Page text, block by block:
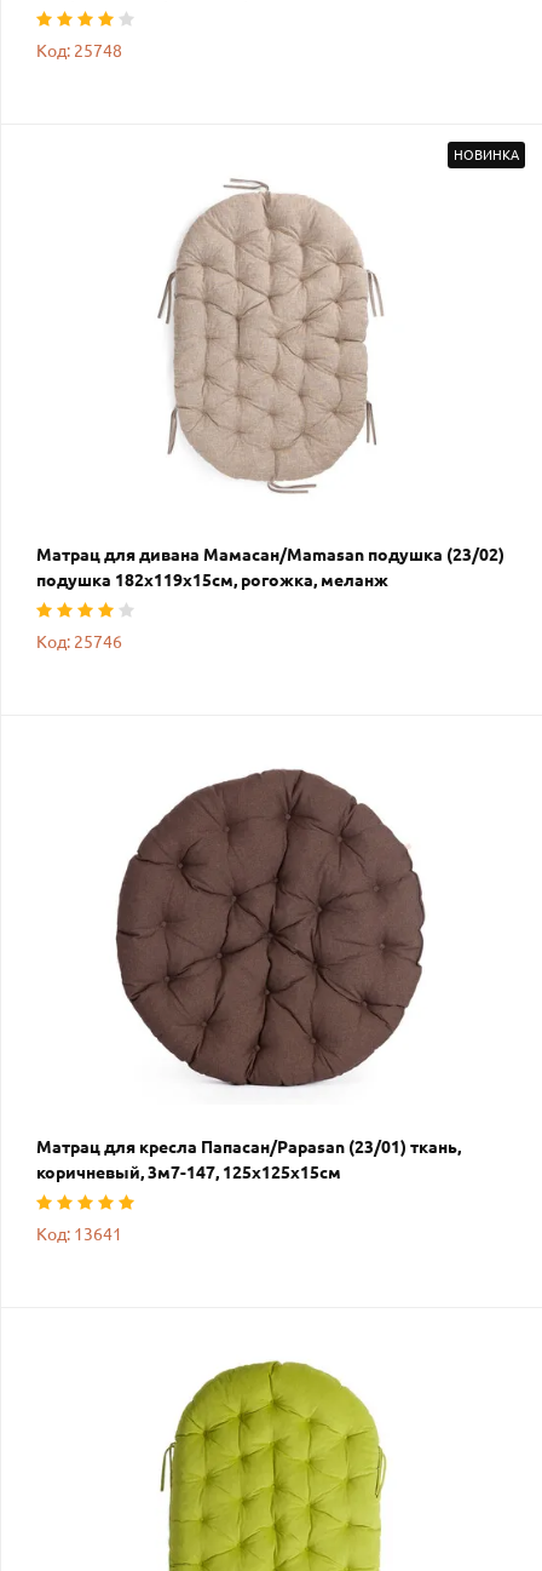
Код: 25748
НОВИНКА
Матрац для дивана Мамасан/Mamasan подушка (23/02)
подушка 182х119х15см, рогожка, меланж
Код: 25746
Матрац для кресла Папасан/Papasan (23/01) ткань,
коричневый, 3м7-147, 125х125х15см
Код: 13641